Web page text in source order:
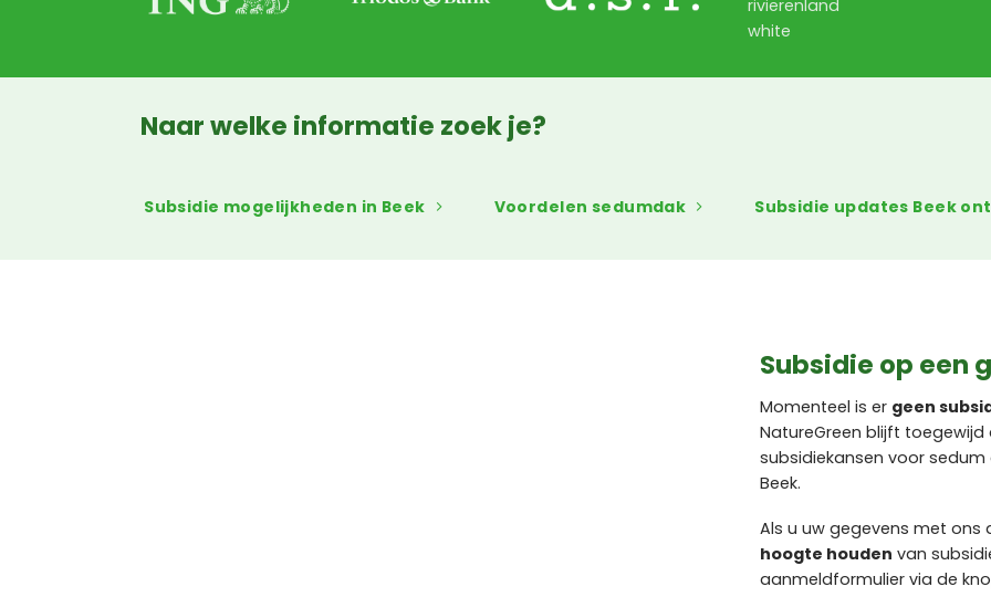
Naar welke informatie zoek je?
Subsidie mogelijkheden in Beek Voordelen sedumdak Subsidie updates Beek
Subsidie op een
Momenteel is er geen
NatureGreen blijft
subsidiekansen voor sedum
Beek.
Als u uw gegevens met ons
hoogte houden van
aanmeldformulier via de